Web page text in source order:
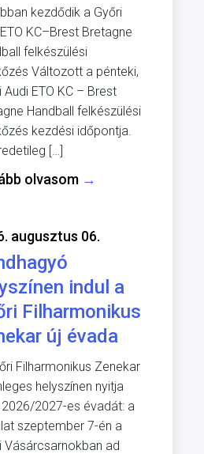
kezdődik a Győri
KC–Brest Bretagne
felkészülési
Változott a pénteki,
Audi ETO KC – Brest
Handball felkészülési
kezdési időpontja.
[…]
olvasom →
augusztus 06.
indul a
Filharmonikus
új évada
Filharmonikus Zenekar
helyszínen nyitja
2027-es évadát: a
szeptember 7-én a
Vásárcsarnokban ad